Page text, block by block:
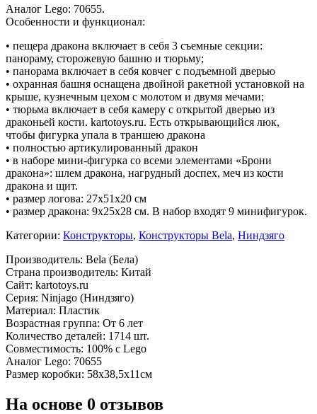
Аналог Lego: 70655.
Особенности и функционал:
• пещера дракона включает в себя 3 съемные секции:
панораму, сторожевую башню и тюрьму;
• панорама включает в себя ковчег с подъемной дверью
• охранная башня оснащена двойной ракетной установкой на
крыше, кузнечным цехом с молотом и двумя мечами;
• тюрьма включает в себя камеру с открытой дверью из
драконьей кости. kartotoys.ru. Есть открывающийся люк,
чтобы фигурка упала в траншею дракона
• полностью артикулированный дракон
• в наборе мини-фигурка со всеми элементами «Брони
дракона»: шлем дракона, нагрудный доспех, меч из кости
дракона и щит.
• размер логова: 27х51х20 см
• размер дракона: 9х25х28 см. В набор входят 9 минифигурок.
Категории: Конструкторы, Конструкторы Bela, Ниндзяго
Производитель: Bela (Бела)
Страна производитель: Китай
Сайт: kartotoys.ru
Серия: Ninjago (Ниндзяго)
Материал: Пластик
Возрастная группа: От 6 лет
Количество деталей: 1714 шт.
Совместимость: 100% с Lego
Аналог Lego: 70655
Размер коробки: 58х38,5х11см
На основе 0 отзывов